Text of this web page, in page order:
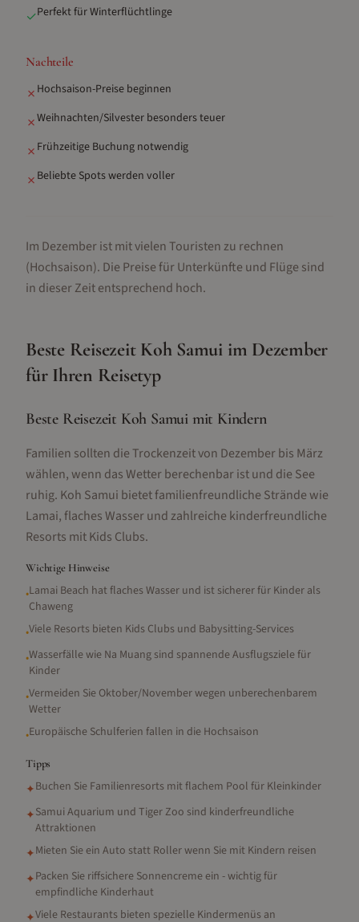
✓Perfekt für Winterflüchtlinge
Nachteile
✗ Hochsaison-Preise beginnen
✗Weihnachten/Silvester besonders teuer
✗ Frühzeitige Buchung notwendig
✗ Beliebte Spots werden voller
Im Dezember ist mit vielen Touristen zu rechnen
(Hochsaison). Die Preise für Unterkünfte und Flüge sind
in dieser Zeit entsprechend hoch.
Beste Reisezeit Koh Samui im Dezember
für Ihren Reisetyp
Beste Reisezeit Koh Samui mit Kindern
Familien sollten die Trockenzeit von Dezember bis März
wählen, wenn das Wetter berechenbar ist und die See
ruhig. Koh Samui bietet familienfreundliche Strände wie
Lamai, flaches Wasser und zahlreiche kinderfreundliche
Resorts mit Kids Clubs.
Wichtige Hinweise
•Lamai Beach hat flaches Wasser und ist sicherer für Kinder als
Chaweng
•Viele Resorts bieten Kids Clubs und Babysitting-Services
•Wasserfälle wie Na Muang sind spannende Ausflugsziele für
Kinder
•Vermeiden Sie Oktober/November wegen unberechenbarem
Wetter
•Europäische Schulferien fallen in die Hochsaison
Tipps
✦Buchen Sie Familienresorts mit flachem Pool für Kleinkinder
✦Samui Aquarium und Tiger Zoo sind kinderfreundliche
Attraktionen
✦Mieten Sie ein Auto statt Roller wenn Sie mit Kindern reisen
✦Packen Sie riffsichere Sonnencreme ein - wichtig für
empfindliche Kinderhaut
✦Viele Restaurants bieten spezielle Kindermenüs an